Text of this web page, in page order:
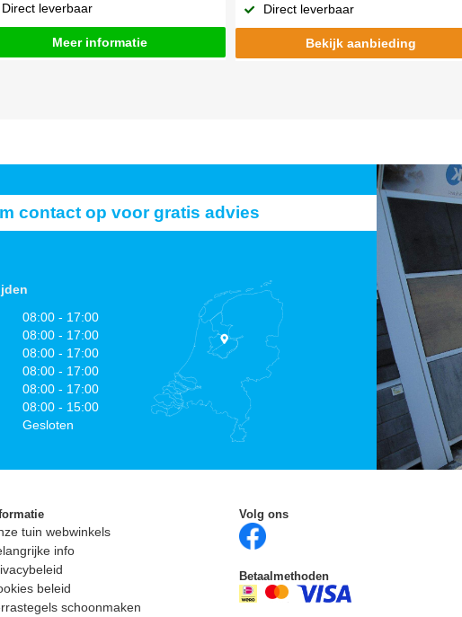
Direct leverbaar
Meer informatie
Direct leverbaar
Bekijk aanbieding
contact op voor gratis advies
08:00 - 17:00
08:00 - 17:00
08:00 - 17:00
08:00 - 17:00
08:00 - 17:00
08:00 - 15:00
Gesloten
tuin webwinkels
info
beleid
schoonmaken
Volg ons
Betaalmethoden